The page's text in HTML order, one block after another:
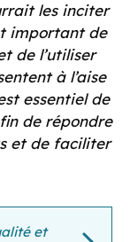
les inciter
important de
de l’utiliser
à l’aise
essentiel de
de répondre
et de faciliter
et